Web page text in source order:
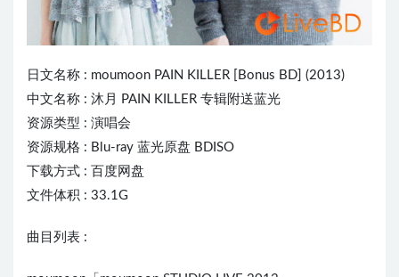
日文名称 : moumoon PAI N KILLER [Bonus BD] (2013)
中文名称 : 沐月 PAIN KILLER 专辑附送蓝光
资源类型 : 演唱会
资源规格 : Blu-ray 蓝光原盘 BDISO
下载方式 : 百度网盘
文件体积 : 33.1G
曲目列表 :